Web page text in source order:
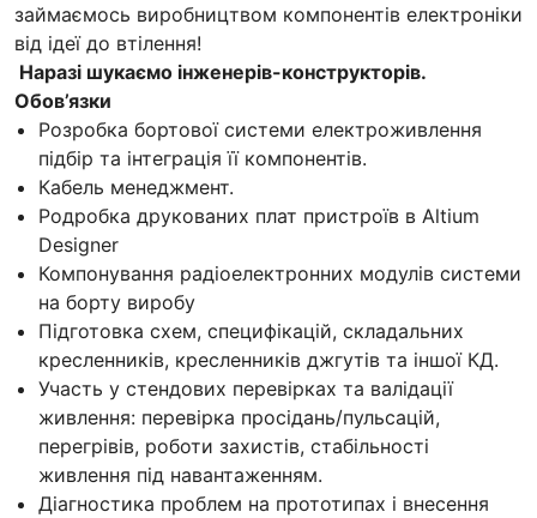
займаємось виробництвом компонентів електроніки
від ідеї до втілення!
Наразі шукаємо інженерів-конструкторів.
Обов’язки
Розробка бортової системи електроживлення
підбір та інтеграція її компонентів.
Кабель менеджмент.
Родробка друкованих плат пристроїв в Altium
Designer
Компонування радіоелектронних модулів системи
на борту виробу
Підготовка схем, специфікацій, складальних
кресленників, кресленників джгутів та іншої КД.
Участь у стендових перевірках та валідації
живлення: перевірка просідань/пульсацій,
перегрівів, роботи захистів, стабільності
живлення під навантаженням.
Діагностика проблем на прототипах і внесення